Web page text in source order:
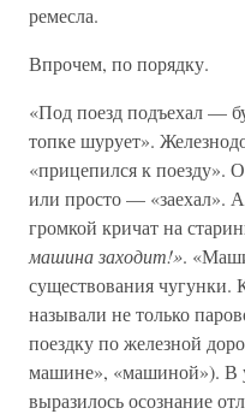
ремесла.
Впрочем, по порядку.
«Под поезд подъехал —
топке шурует».
«прицепился к поезду».
или просто — «заехал».
громкой кричат на
машина заходит!».
существования чугунки.
называли не только
поездку по железной
машине», «машиной»). В
выразилось осознание